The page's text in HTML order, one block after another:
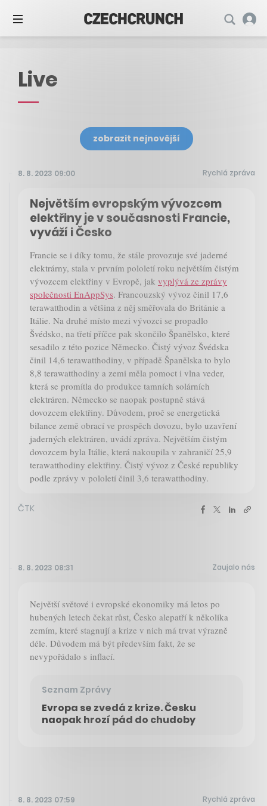
Live
zobrazit nejnovější
8. 8. 2023 09:00 Rychlá zpráva
Největším evropským vývozcem
elektřiny je v současnosti Francie,
vyváží i Česko
Francie se i díky tomu, že stále provozuje své jaderné
elektrárny, stala v prvním pololetí roku největším čistým
vývozcem elektřiny v Evropě, jak vyplývá ze zprávy
společnosti EnAppSys. Francouzský vývoz činil 17,6
terawatthodin a většina z něj směřovala do Británie a
Itálie. Na druhé místo mezi vývozci se propadlo
Švédsko, na třetí příčce pak skončilo Španělsko, které
sesadilo z této pozice Německo. Čistý vývoz Švédska
činil 14,6 terawatthodiny, v případě Španělska to bylo
8,8 terawatthodiny a zemi měla pomoct i vlna veder,
která se promítla do produkce tamních solárních
elektráren. Německo se naopak postupně stává
dovozcem elektřiny. Důvodem, proč se energetická
bilance země obrací ve prospěch dovozu, bylo uzavření
jaderných elektráren, uvádí zpráva. Největším čistým
dovozcem byla Itálie, která nakoupila v zahraničí 25,9
terawatthodiny elektřiny. Čistý vývoz z České republiky
podle zprávy v pololetí činil 3,6 terawatthodiny.
ČTK
8. 8. 2023 08:31 Zaujalo nás
Největší světové i evropské ekonomiky má letos po
hubených letech čekat růst, Česko alepatří k několika
zemím, které stagnují a krize v nich má trvat výrazně
déle. Důvodem má být především fakt, že se
nevypořádalo s inflací.
Seznam Zprávy
Evropa se zvedá z krize. Česku
naopak hrozí pád do chudoby
8. 8. 2023 07:59 Rychlá zpráva